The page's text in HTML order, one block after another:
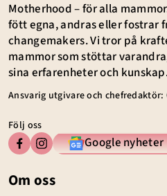
Motherhood – för alla
fött egna, andras eller fostrar
changemakers. Vi tror på
mammor som stöttar
sina erfarenheter och
Ansvarig utgivare och chefredaktör:
Följ oss
Google nyheter
Om oss